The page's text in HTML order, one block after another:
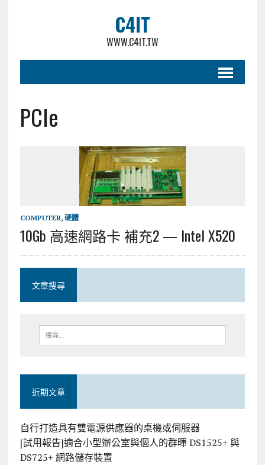
C4IT
WWW.C4IT.TW
PCIe
COMPUTER, 硬體
10Gb 高速網路卡 補充2 — Intel X520
文章搜尋
近期文章
自行打造具有雙電源供應器的桌機或伺服器
[試用報告]適合小型辦公室與個人的群暉 DS1525+ 與
DS725+ 網路儲存裝置